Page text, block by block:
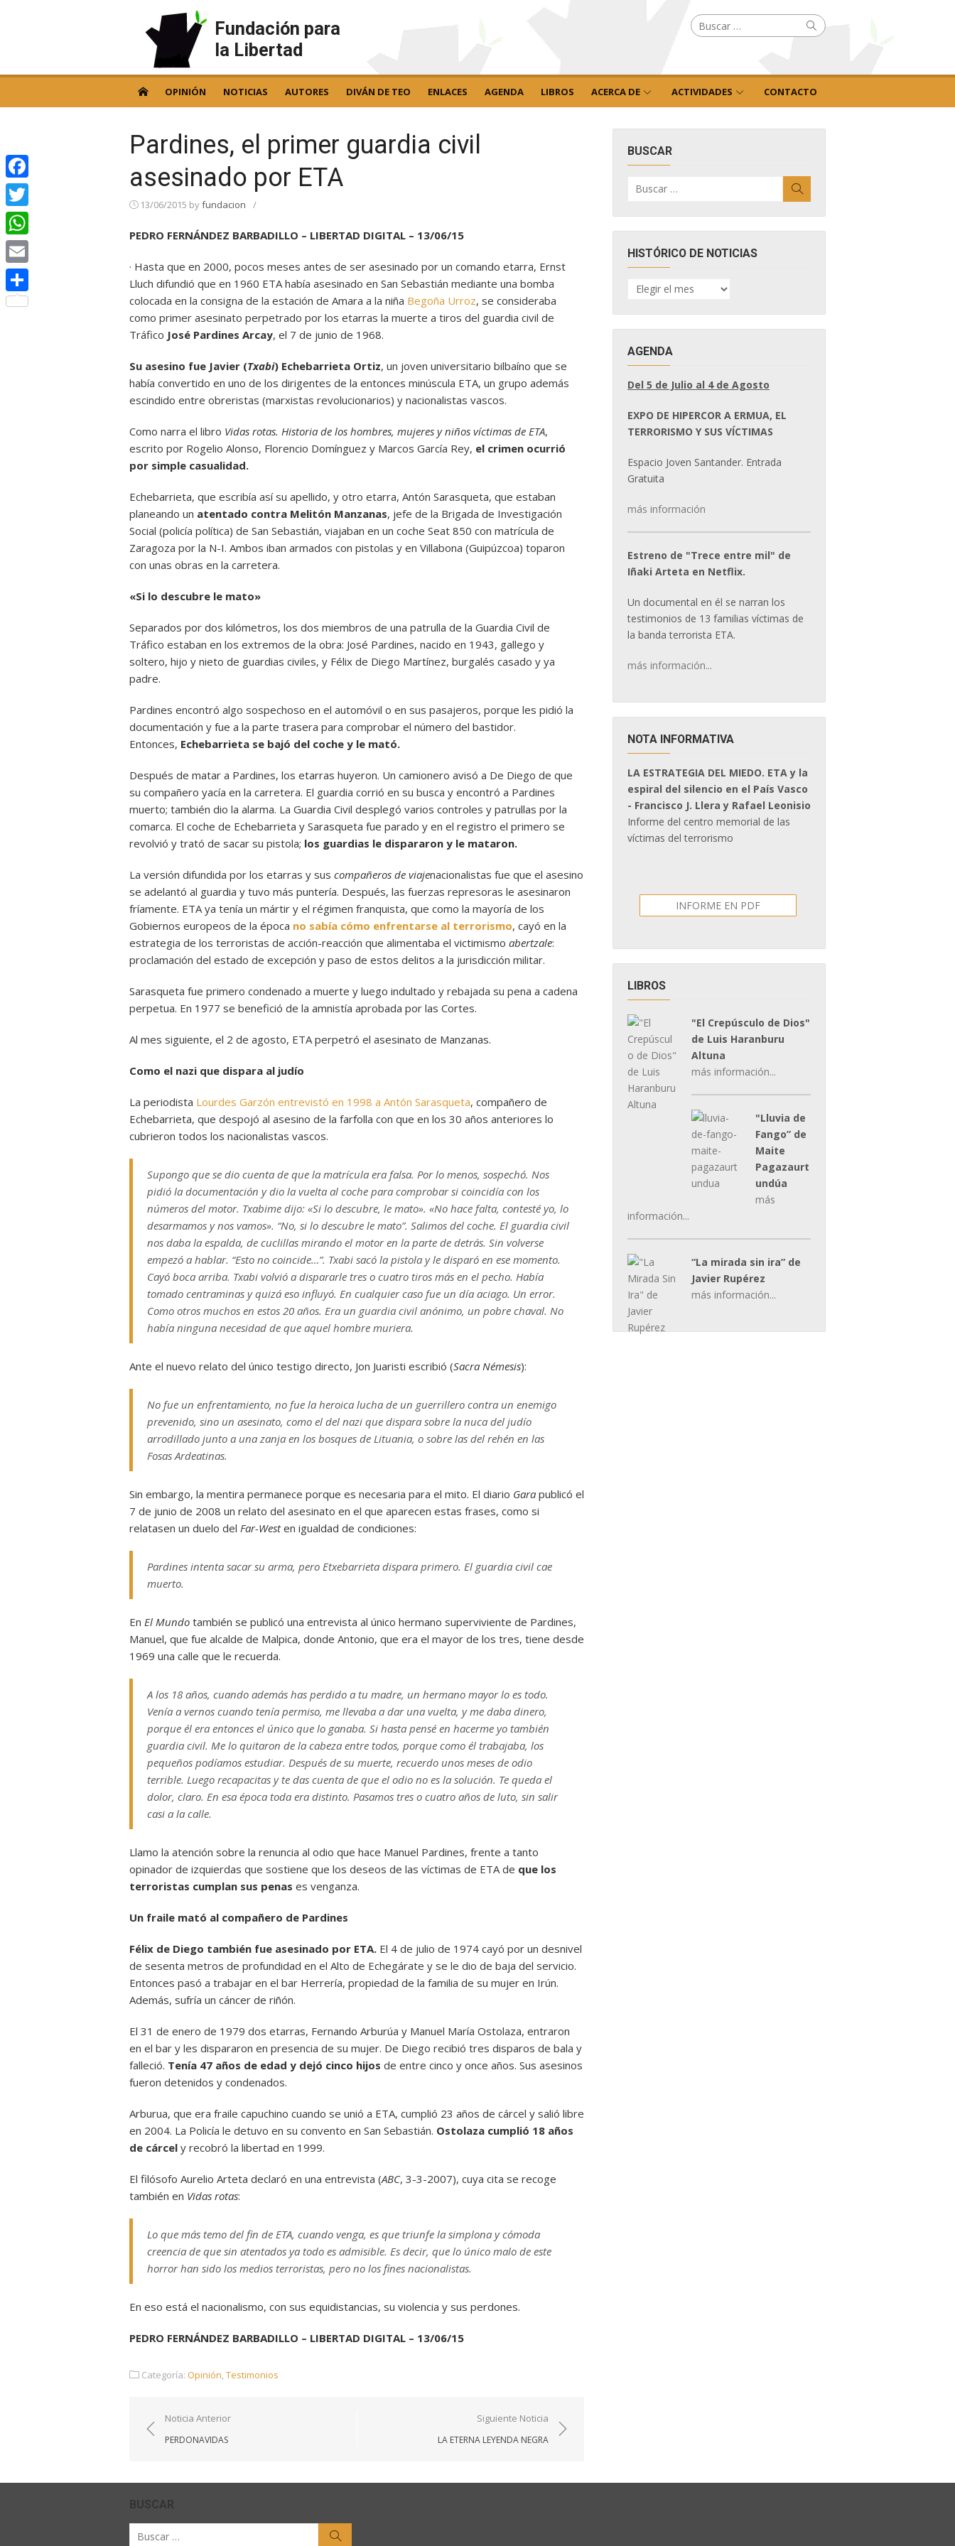
Fundación para
la Libertad
Buscar
por: Buscar
OPINIÓN NOTICIAS AUTORES DIVÁN DE TEO ENLACES AGENDA LIBROS ACERCA DE ACTIVIDADES CONTACTO
Pardines, el primer guardia civil
asesinado por ETA
13/06/2015 byfundacion /
PEDRO FERNÁNDEZ BARBADILLO – LIBERTAD DIGITAL – 13/06/15
· Hasta que en 2000, pocos meses antes de ser asesinado por un comando etarra, Ernst
Lluch difundió que en 1960 ETA había asesinado en San Sebastián mediante una bomba
colocada en la consigna de la estación de Amara a la niña Begoña Urroz, se consideraba
como primer asesinato perpetrado por los etarras la muerte a tiros del guardia civil de
Tráfico José Pardines Arcay, el 7 de junio de 1968.
Su asesino fue Javier (Txabi) Echebarrieta Ortiz, un joven universitario bilbaíno que se
había convertido en uno de los dirigentes de la entonces minúscula ETA, un grupo además
escindido entre obreristas (marxistas revolucionarios) y nacionalistas vascos.
Como narra el libro Vidas rotas. Historia de los hombres, mujeres y niños víctimas de ETA,
escrito por Rogelio Alonso, Florencio Domínguez y Marcos García Rey, el crimen ocurrió
por simple casualidad.
Echebarrieta, que escribía así su apellido, y otro etarra, Antón Sarasqueta, que estaban
planeando un atentado contra Melitón Manzanas, jefe de la Brigada de Investigación
Social (policía política) de San Sebastián, viajaban en un coche Seat 850 con matrícula de
Zaragoza por la N-I. Ambos iban armados con pistolas y en Villabona (Guipúzcoa) toparon
con unas obras en la carretera.
«Si lo descubre le mato»
Separados por dos kilómetros, los dos miembros de una patrulla de la Guardia Civil de
Tráfico estaban en los extremos de la obra: José Pardines, nacido en 1943, gallego y
soltero, hijo y nieto de guardias civiles, y Félix de Diego Martínez, burgalés casado y ya
padre.
Pardines encontró algo sospechoso en el automóvil o en sus pasajeros, porque les pidió la
documentación y fue a la parte trasera para comprobar el número del bastidor.
Entonces, Echebarrieta se bajó del coche y le mató.
Después de matar a Pardines, los etarras huyeron. Un camionero avisó a De Diego de que
su compañero yacía en la carretera. El guardia corrió en su busca y encontró a Pardines
muerto; también dio la alarma. La Guardia Civil desplegó varios controles y patrullas por la
comarca. El coche de Echebarrieta y Sarasqueta fue parado y en el registro el primero se
revolvió y trató de sacar su pistola; los guardias le dispararon y le mataron.
La versión difundida por los etarras y sus compañeros de viajenacionalistas fue que el asesino
se adelantó al guardia y tuvo más puntería. Después, las fuerzas represoras le asesinaron
fríamente. ETA ya tenía un mártir y el régimen franquista, que como la mayoría de los
Gobiernos europeos de la época no sabía cómo enfrentarse al terrorismo, cayó en la
estrategia de los terroristas de acción-reacción que alimentaba el victimismo abertzale:
proclamación del estado de excepción y paso de estos delitos a la jurisdicción militar.
Sarasqueta fue primero condenado a muerte y luego indultado y rebajada su pena a cadena
perpetua. En 1977 se benefició de la amnistía aprobada por las Cortes.
Al mes siguiente, el 2 de agosto, ETA perpetró el asesinato de Manzanas.
Como el nazi que dispara al judío
La periodista Lourdes Garzón entrevistó en 1998 a Antón Sarasqueta, compañero de
Echebarrieta, que despojó al asesino de la farfolla con que en los 30 años anteriores lo
cubrieron todos los nacionalistas vascos.
Supongo que se dio cuenta de que la matrícula era falsa. Por lo menos, sospechó. Nos
pidió la documentación y dio la vuelta al coche para comprobar si coincidía con los
números del motor. Txabime dijo: «Si lo descubre, le mato». «No hace falta, contesté yo, lo
desarmamos y nos vamos». “No, si lo descubre le mato”. Salimos del coche. El guardia civil
nos daba la espalda, de cuclillas mirando el motor en la parte de detrás. Sin volverse
empezó a hablar. “Esto no coincide…”. Txabi sacó la pistola y le disparó en ese momento.
Cayó boca arriba. Txabi volvió a dispararle tres o cuatro tiros más en el pecho. Había
tomado centraminas y quizá eso influyó. En cualquier caso fue un día aciago. Un error.
Como otros muchos en estos 20 años. Era un guardia civil anónimo, un pobre chaval. No
había ninguna necesidad de que aquel hombre muriera.
Ante el nuevo relato del único testigo directo, Jon Juaristi escribió (Sacra Némesis):
No fue un enfrentamiento, no fue la heroica lucha de un guerrillero contra un enemigo
prevenido, sino un asesinato, como el del nazi que dispara sobre la nuca del judío
arrodillado junto a una zanja en los bosques de Lituania, o sobre las del rehén en las
Fosas Ardeatinas.
Sin embargo, la mentira permanece porque es necesaria para el mito. El diario Gara publicó el
7 de junio de 2008 un relato del asesinato en el que aparecen estas frases, como si
relatasen un duelo del Far-Westen igualdad de condiciones:
Pardines intenta sacar su arma, pero Etxebarrieta dispara primero. El guardia civil cae
muerto.
En El Mundo también se publicó una entrevista al único hermano superviviente de Pardines,
Manuel, que fue alcalde de Malpica, donde Antonio, que era el mayor de los tres, tiene desde
1969 una calle que le recuerda.
A los 18 años, cuando además has perdido a tu madre, un hermano mayor lo es todo.
Venía a vernos cuando tenía permiso, me llevaba a dar una vuelta, y me daba dinero,
porque él era entonces el único que lo ganaba. Si hasta pensé en hacerme yo también
guardia civil. Me lo quitaron de la cabeza entre todos, porque como él trabajaba, los
pequeños podíamos estudiar. Después de su muerte, recuerdo unos meses de odio
terrible. Luego recapacitas y te das cuenta de que el odio no es la solución. Te queda el
dolor, claro. En esa época toda era distinto. Pasamos tres o cuatro años de luto, sin salir
casi a la calle.
Llamo la atención sobre la renuncia al odio que hace Manuel Pardines, frente a tanto
opinador de izquierdas que sostiene que los deseos de las víctimas de ETA de que los
terroristas cumplan sus penas es venganza.
Un fraile mató al compañero de Pardines
Félix de Diego también fue asesinado por ETA. El 4 de julio de 1974 cayó por un desnivel
de sesenta metros de profundidad en el Alto de Echegárate y se le dio de baja del servicio.
Entonces pasó a trabajar en el bar Herrería, propiedad de la familia de su mujer en Irún.
Además, sufría un cáncer de riñón.
El 31 de enero de 1979 dos etarras, Fernando Arburúa y Manuel María Ostolaza, entraron
en el bar y les dispararon en presencia de su mujer. De Diego recibió tres disparos de bala y
falleció. Tenía 47 años de edad y dejó cinco hijos de entre cinco y once años. Sus asesinos
fueron detenidos y condenados.
Arburua, que era fraile capuchino cuando se unió a ETA, cumplió 23 años de cárcel y salió libre
en 2004. La Policía le detuvo en su convento en San Sebastián. Ostolaza cumplió 18 años
de cárcel y recobró la libertad en 1999.
El filósofo Aurelio Arteta declaró en una entrevista (ABC, 3-3-2007), cuya cita se recoge
también en Vidas rotas:
Lo que más temo del fin de ETA, cuando venga, es que triunfe la simplona y cómoda
creencia de que sin atentados ya todo es admisible. Es decir, que lo único malo de este
horror han sido los medios terroristas, pero no los fines nacionalistas.
En eso está el nacionalismo, con sus equidistancias, su violencia y sus perdones.
PEDRO FERNÁNDEZ BARBADILLO – LIBERTAD DIGITAL – 13/06/15
Categoría: Opinión,Testimonios
Navegación
de
Noticia Anterior
PERDONAVIDAS
Siguiente Noticia
LA ETERNA LEYENDA NEGRA
BUSCAR
por:
HISTÓRICO DE NOTICIAS
HISTÓRICO
DE
AGENDA
Del 5 de Julio al 4 de Agosto
EXPO DE HIPERCOR A ERMUA, EL
TERRORISMO Y SUS VÍCTIMAS
Espacio Joven Santander. Entrada
Gratuita
más información
Estreno de "Trece entre mil" de
Iñaki Arteta en Netflix.
Un documental en él se narran los
testimonios de 13 familias víctimas de
la banda terrorista ETA.
más información...
NOTA INFORMATIVA
LA ESTRATEGIA DEL MIEDO. ETA y la
espiral del silencio en el País Vasco
- Francisco J. Llera y Rafael Leonisio
Informe del centro memorial de las
víctimas del terrorismo
INFORME EN PDF
LIBROS
"El Crepúsculo de Dios"
de Luis Haranburu
Altuna
más información...
"Lluvia de
Fango” de
Maite
Pagazaurt
undúa
más
información...
“La mirada sin ira” de
Javier Rupérez
más información...
BUSCAR
Buscar
por:
Facebook
Twitter
WhatsApp
Email
Compartir